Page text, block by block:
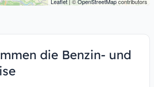
die Benzin- und